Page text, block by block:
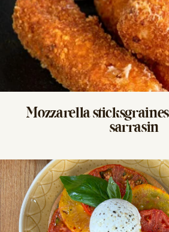
Mozzarella sticksgraines
sarrasin